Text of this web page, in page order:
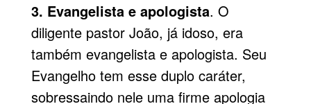
3. Evangelista e apologista. O
diligente pastor João, já idoso, era
também evangelista e apologista. Seu
Evangelho tem esse duplo caráter,
sobressaindo nele uma firme apologia